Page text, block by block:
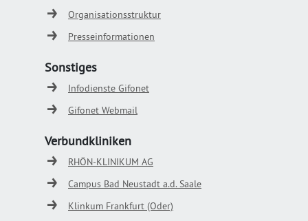
Organisationsstruktur
Presseinformationen
Sonstiges
Infodienste Gifonet
Gifonet Webmail
Verbundkliniken
RHÖN-KLINIKUM AG
Campus Bad Neustadt a.d. Saale
Klinkum Frankfurt (Oder)